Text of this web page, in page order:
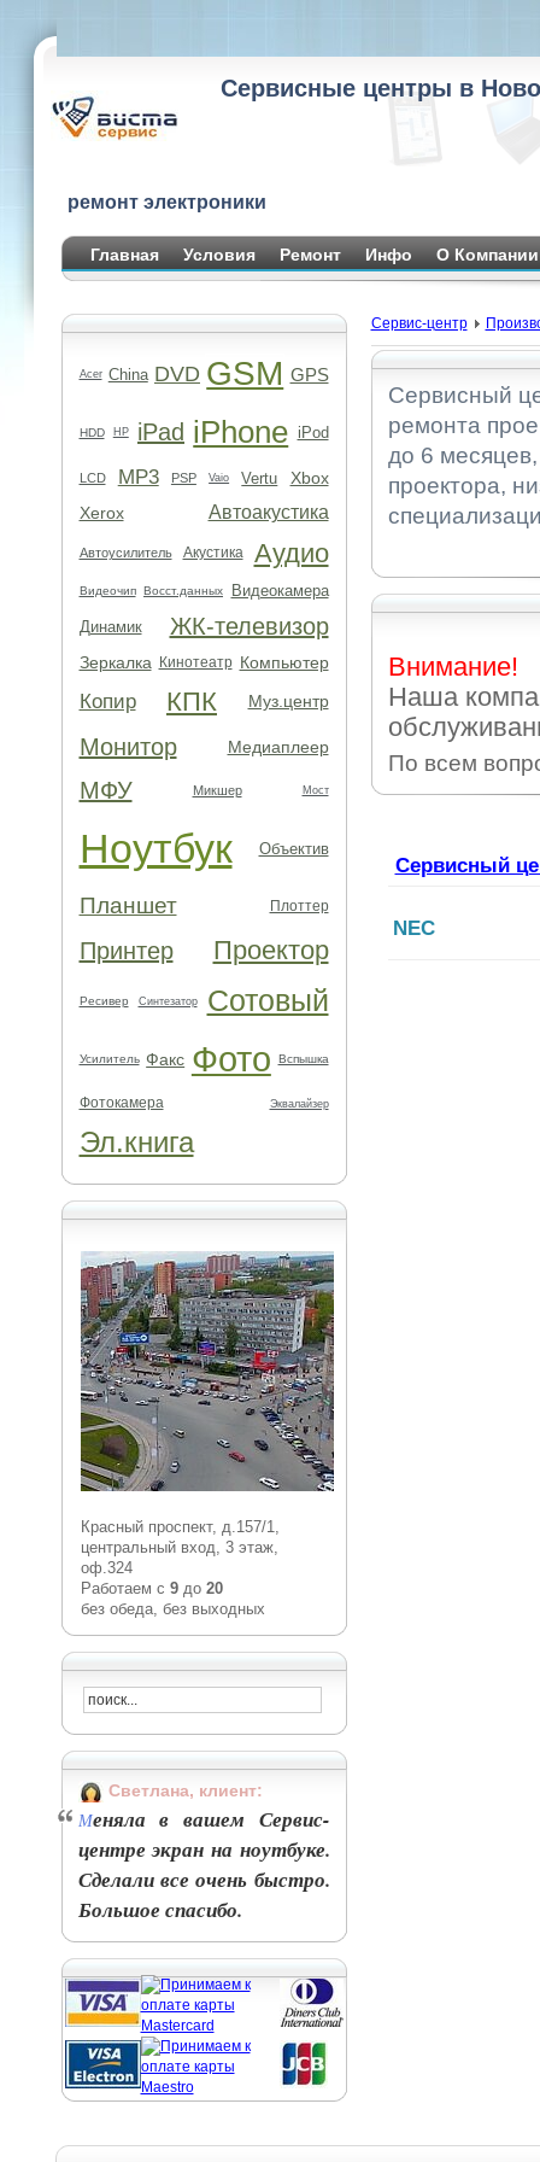
Сервисные центры в
ремонт электроники
Главная Условия Ремонт Инфо О Компании
Acer China DVD GSM GPS
HDD HP iPad iPhone iPod
LCD MP3 PSP Vaio Vertu
Xbox
Xerox
Автоакустика
Автоусилитель Акустика Аудио
Видеочип Восст.данных
Видеокамера
Динамик
ЖК-телевизор
Зеркалка Кинотеатр Компьютер
Копир КПК Муз.центр
Монитор Медиаплеер
МФУ Микшер Мост
Ноутбук Объектив
Планшет Плоттер
Принтер Проектор
Ресивер Синтезатор Сотовый
Усилитель Факс Фото Вспышка
Фотокамера Эквалайзер
Эл.книга
Красный проспект, д.157/1,
центральный вход, 3 этаж,
оф.324
Работаем с 9до 20
без обеда, без выходных
Светлана, клиент:
Меняла в вашем Сервис-
центре экран на ноутбуке.
Сделали все очень быстро.
Большое спасибо.
Сервис-центр
Сервисный
ремонта
до 6
проектора,
Внимание!
Наша
По всем
Сервисный
NEC